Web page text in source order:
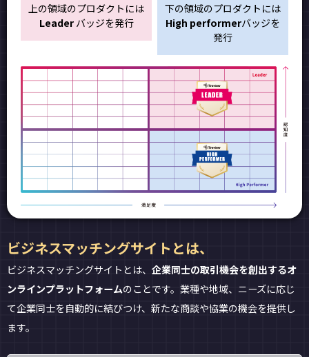
上の領域のプロダクトには
Leaderバッジを発行
下の領域のプロダクトには
High performerバッジを
発行
ビジネスマッチングサイトとは、
ビジネスマッチングサイトとは、 企業同士の取引機会を創出するオ
ンラインプラットフォームのことです。業種や地域、ニーズに応じ
て企業同士を自動的に結びつけ、新たな商談や協業の機会を提供し
ます。